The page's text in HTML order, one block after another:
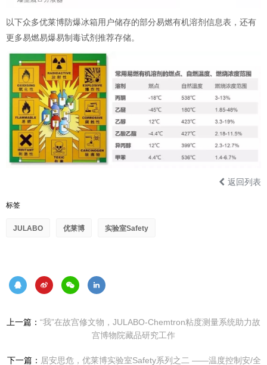
以下众多优莱博防爆冰箱用户储存的部分易燃有机溶剂信息表，还有
更多易燃易爆易制毒试剂推荐存储。
返回列表
标签
JULABO 优莱博 实验室Safety
上一篇： “我”在故宫修文物，JULABO-Chemtron粘度测量系统助力故
宫博物院藏品研究工作
下一篇： 居安思危，优莱博实验室Safety系列之二 ——温度控制安/全